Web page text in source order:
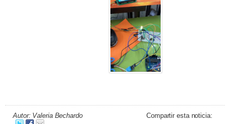
Autor: Valeria Bechardo Compartir esta noticia: